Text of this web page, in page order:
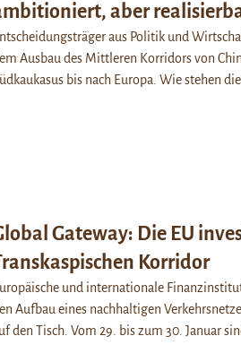
aber
aus Politik und
Ausbau des Mittleren Korridors von
bis nach Europa. Wie stehen
Gateway: Die EU
Korridor
und internationale
Aufbau eines nachhaltigen
den Tisch. Vom 29. bis zum 30. Januar